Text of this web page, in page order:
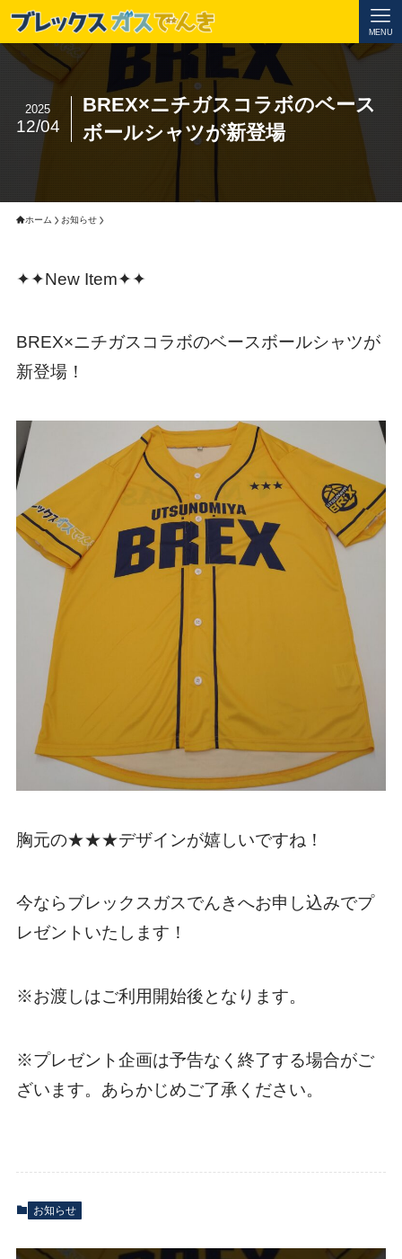
MENU
BREX×ニチガスコラボのベース
ボールシャツが新登場
2025
12/04
ホーム お知らせ
✦✦New Item✦✦
BREX×ニチガスコラボのベースボールシャツが
新登場！
胸元の★★★デザインが嬉しいですね！
今ならブレックスガスでんきへお申し込みでプ
レゼントいたします！
※お渡しはご利用開始後となります。
※プレゼント企画は予告なく終了する場合がご
ざいます。あらかじめご了承ください。
お知らせ